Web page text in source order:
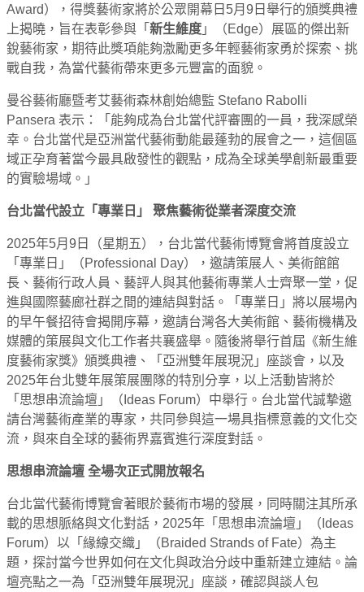
Award），得獎藝術家將於公眾開幕日5月9日舉行的頒獎典禮
上揭曉，旨在表彰參與「 新生維度 」（Edge）展區的傑出新
銳藝術家，期待此獎項能夠激勵更多年輕藝術家勇於探索、挑
戰自我，為當代藝術帶來更多元豐富的面貌。
曼谷藝術廳暨考艾藝術森林創始總監 Stefano Rabolli
Pansera 表示：「能夠成為台北當代評審團的一員，我深感榮
幸。台北當代是亞洲當代藝術動能最蓬勃的展會之一，這個區
域正孕育著當今最具啟發性的觀點，成為全球美學創新最重要
的實驗場域。」
台北當代設立「專業日」 聚焦藝術從業者深度交流
2025年5月9日（星期五），台北當代藝術博覽會將首度設立
「專業日」（Professional Day），邀請策展人、美術館館
長、藝術行政人員、藝評人與其他藝術專業人士齊聚一堂，促
進與國際藝廊社群之間的連結與對話。「專業日」將以展場內
的早午餐招待會揭開序幕，邀請台灣各大美術館、藝術機構及
媒體的策展與文化工作者共襄盛舉。隨後將舉行首屆《新生維
度藝術家獎》頒獎典禮、「亞洲雙年展現況」座談會，以及
2025年台北雙年展策展團隊的特別分享，以上活動皆將於
「思想串流論壇」（Ideas Forum）中舉行。台北當代誠摯邀
請台灣藝術產業的專家，共同參與這一場具指標意義的文化交
流，與來自全球的藝術界嘉賓進行深度對話。
思想串流論壇 全場次正式開放報名
台北當代藝術博覽會著眼於藝術市場的發展，同時關注其所承
載的思想脈絡與文化對話，2025年「思想串流論壇」（Ideas
Forum）以「緣線交織」（Braided Strands of Fate）為主
題，探討當今世界如何在文化與政治分歧中重新建立連結。論
壇亮點之一為「亞洲雙年展現況」座談，確認與談人包